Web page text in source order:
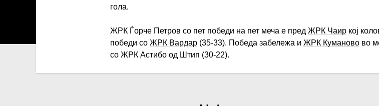
гола.
ЖРК Ѓорче Петров со пет победи на пет меча е пред ЖРК Чаир кој
победи со ЖРК Вардар (35-33). Победа забележа и ЖРК Куманово во
со ЖРК Астибо од Штип (30-22).
За секоја форма на распространување, репродукција или комерцијална употреба на текстови,